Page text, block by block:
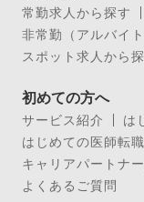
常勤求人から探す
非常勤（アルバイ
スポット求人から
初めての方へ
サービス紹介
は
はじめての医師転
キャリアパートナ
よくあるご質問